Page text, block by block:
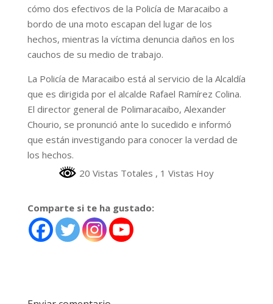
cómo dos efectivos de la Policía de Maracaibo a
bordo de una moto escapan del lugar de los
hechos, mientras la víctima denuncia daños en los
cauchos de su medio de trabajo.
La Policía de Maracaibo está al servicio de la Alcaldía
que es dirigida por el alcalde Rafael Ramírez Colina.
El director general de Polimaracaibo, Alexander
Chourio, se pronunció ante lo sucedido e informó
que están investigando para conocer la verdad de
los hechos.
20 Vistas Totales , 1 Vistas Hoy
Comparte si te ha gustado: